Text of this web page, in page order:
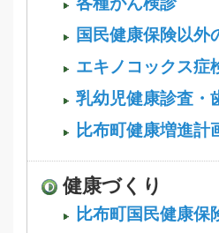
国民健康保険以外
エキノコックス症
乳幼児健康診査・
比布町健康増進計
健康づくり
比布町国民健康保